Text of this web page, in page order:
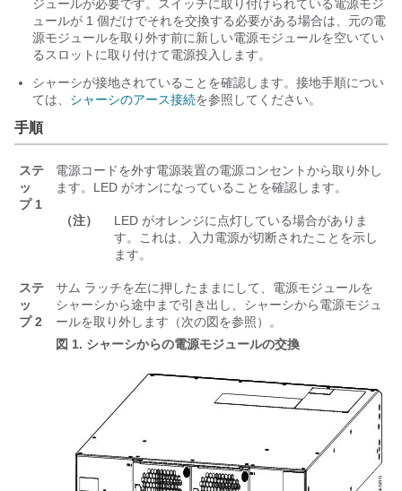
ジュールが必要です。スイッチに取り付けられている電源モジ
ュールが 1 個だけでそれを交換する必要がある場合は、元の電
源モジュールを取り外す前に新しい電源モジュールを空いてい
るスロットに取り付けて電源投入します。
シャーシが接地されていることを確認します。接地手順につい
ては、 シャーシのアース接続を参照してください。
手順
ステ
ッ
プ 1
電源コードを外す電源装置の電源コンセントから取り外し
ます。LED がオンになっていることを確認します。
（注）
LED がオレンジに点灯している場合がありま
す。これは、入力電源が切断されたことを示し
ます。
ステ
ッ
プ 2
サム ラッチを左に押したままにして、電源モジュールを
シャーシから途中まで引き出し、シャーシから電源モジュ
ールを取り外します （次の図を参照）
。
図 1. シャーシからの電源モジュールの交換